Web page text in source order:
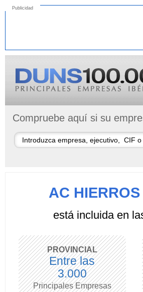
Publicidad
Compruebe aquí si su
AC
está incluida en
PROVINCIAL
Entre las
3.000
Principales Empresas